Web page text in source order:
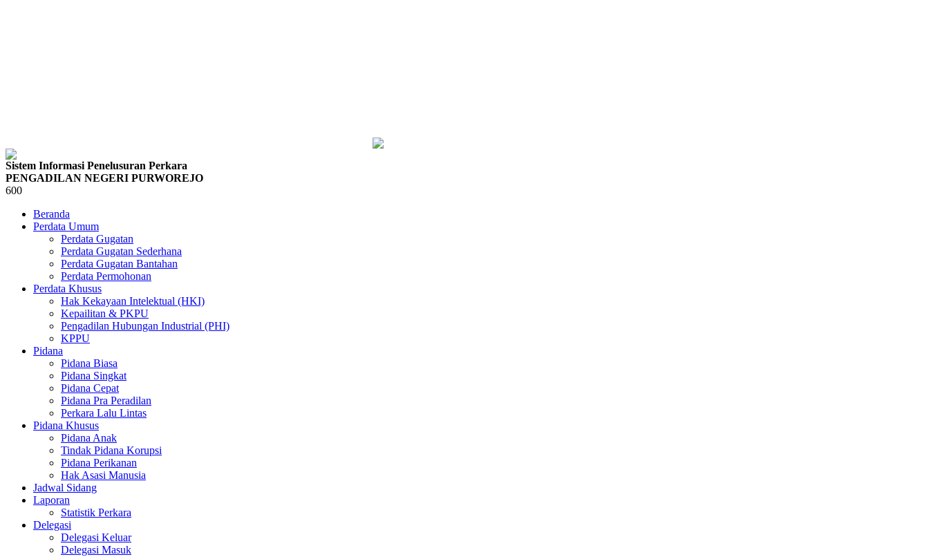
Sistem Informasi Penelusuran Perkara
PENGADILAN NEGERI PURWOREJO
600
Beranda
Perdata Umum
Perdata Gugatan
Perdata Gugatan Sederhana
Perdata Gugatan Bantahan
Perdata Permohonan
Perdata Khusus
Hak Kekayaan Intelektual (HKI)
Kepailitan & PKPU
Pengadilan Hubungan Industrial (PHI)
KPPU
Pidana
Pidana Biasa
Pidana Singkat
Pidana Cepat
Pidana Pra Peradilan
Perkara Lalu Lintas
Pidana Khusus
Pidana Anak
Tindak Pidana Korupsi
Pidana Perikanan
Hak Asasi Manusia
Jadwal Sidang
Laporan
Statistik Perkara
Delegasi
Delegasi Keluar
Delegasi Masuk